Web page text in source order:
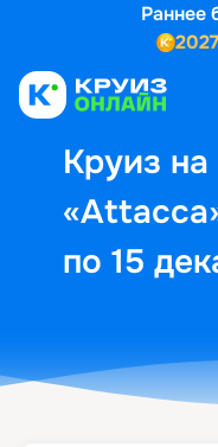
Раннее
2027
Круиз
по 15